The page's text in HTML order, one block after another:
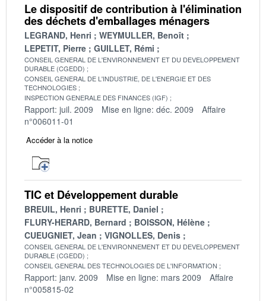
Le dispositif de contribution à l'élimination
des déchets d'emballages ménagers
LEGRAND, Henri
WEYMULLER, Benoît
LEPETIT, Pierre
GUILLET, Rémi
CONSEIL GENERAL DE L'ENVIRONNEMENT ET DU DEVELOPPEMENT
DURABLE (CGEDD)
CONSEIL GENERAL DE L'INDUSTRIE, DE L'ENERGIE ET DES
TECHNOLOGIES
INSPECTION GENERALE DES FINANCES (IGF)
Rapport: juil. 2009 Mise en ligne: déc. 2009
Affaire
n°006011-01
Accéder à la notice
TIC et Développement durable
BREUIL, Henri
BURETTE, Daniel
FLURY-HERARD, Bernard
BOISSON, Hélène
CUEUGNIET, Jean
VIGNOLLES, Denis
CONSEIL GENERAL DE L'ENVIRONNEMENT ET DU DEVELOPPEMENT
DURABLE (CGEDD)
CONSEIL GENERAL DES TECHNOLOGIES DE L'INFORMATION
Rapport: janv. 2009 Mise en ligne: mars 2009
Affaire
n°005815-02